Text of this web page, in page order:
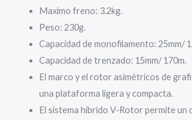
Maximo freno: 3.2kg.
Peso: 230g.
Capacidad de monofilamento: 25mm/
Capacidad de trenzado: 15mm/ 170m.
El marco y el rotor asimétricos de
una plataforma ligera y compacta.
El sistema híbrido V-Rotor permite un